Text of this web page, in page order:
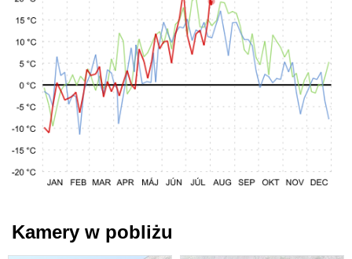
Kamery w pobliżu